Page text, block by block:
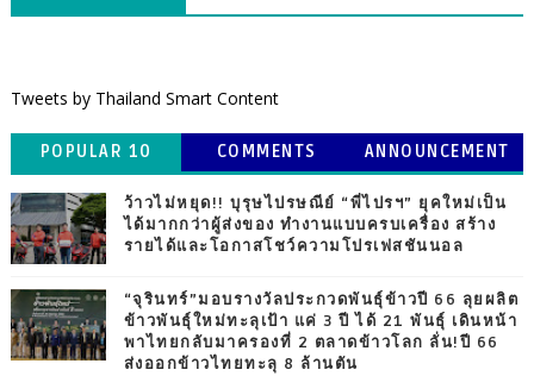
Tweets by Thailand Smart Content
POPULAR 10 COMMENTS ANNOUNCEMENT
ว้าวไม่หยุด!! บุรุษไปรษณีย์ “พี่ไปรฯ” ยุคใหม่เป็น
ได้มากกว่าผู้ส่งของ ทำงานแบบครบเครื่อง สร้าง
รายได้และโอกาสโชว์ความโปรเฟสชันนอล
“จุรินทร์”มอบรางวัลประกวดพันธุ์ข้าวปี 66 ลุยผลิต
ข้าวพันธุ์ใหม่ทะลุเป้า แค่ 3 ปี ได้ 21 พันธุ์ เดินหน้า
พาไทยกลับมาครองที่ 2 ตลาดข้าวโลก ลั่น!ปี 66
ส่งออกข้าวไทยทะลุ 8 ล้านตัน